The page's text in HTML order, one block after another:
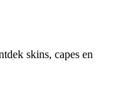
skins, capes en